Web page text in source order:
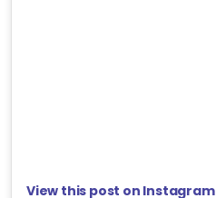
View this post on Instagram